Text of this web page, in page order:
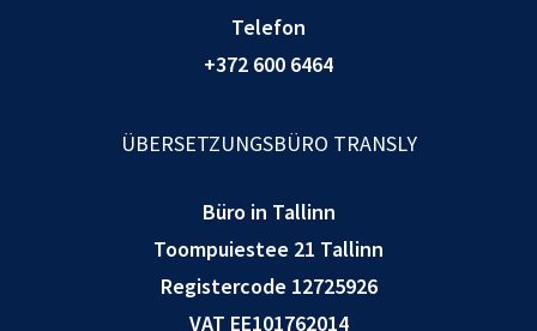
Telefon
+372 600 6464
ÜBERSETZUNGSBÜRO TRANSLY
Büro in Tallinn
Toompuiestee 21 Tallinn
Registercode 12725926
VAT EE101762014